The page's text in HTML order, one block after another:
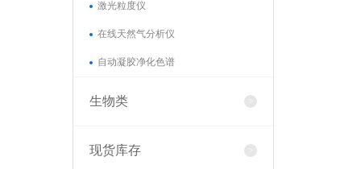
激光粒度仪
在线天然气分析仪
自动凝胶净化色谱
生物类
现货库存